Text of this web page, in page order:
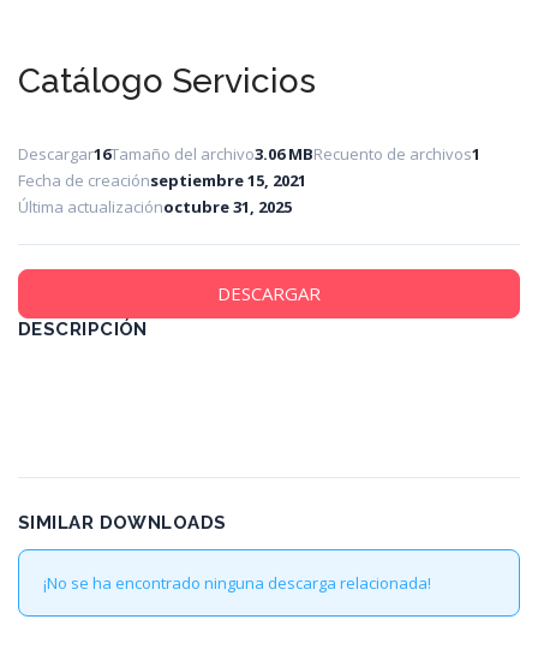
Catálogo Servicios
Descargar16Tamaño del archivo3.06 MBRecuento de archivos1
Fecha de creaciónseptiembre 15, 2021
Última actualizaciónoctubre 31, 2025
DESCARGAR
DESCRIPCIÓN
SIMILAR DOWNLOADS
¡No se ha encontrado ninguna descarga relacionada!